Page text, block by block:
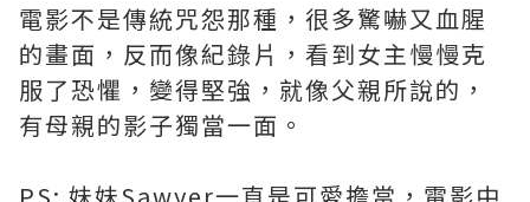
電影不是傳統咒怨那種，很多驚嚇又血腥
的畫面，反而像紀錄片，看到女主慢慢克
服了恐懼，變得堅強，就像父親所說的，
有母親的影子獨當一面。